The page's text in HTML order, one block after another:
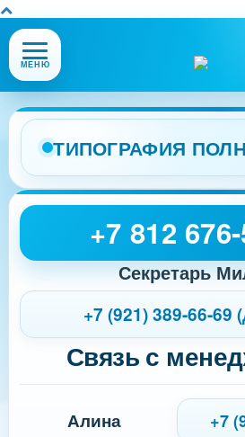
Открыть
или
меню
сайта
МЕНЮ
ТИПОГРАФИЯ
+7 812
Секретарь
+7 (921) 389-66-69
Связь с
Алина +7